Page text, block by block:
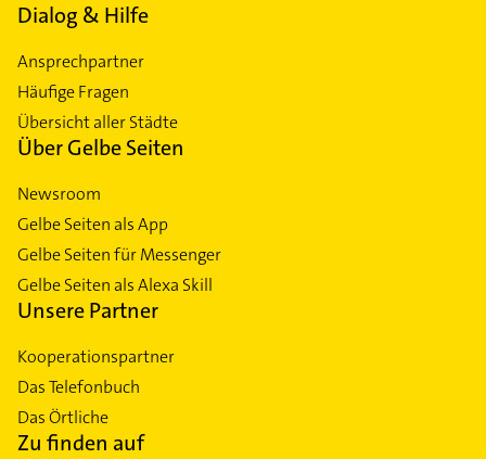
Dialog & Hilfe
Ansprechpartner
Häufige Fragen
Übersicht aller Städte
Über Gelbe Seiten
Newsroom
Gelbe Seiten als App
Gelbe Seiten für Messenger
Gelbe Seiten als Alexa Skill
Unsere Partner
Kooperationspartner
Das Telefonbuch
Das Örtliche
Zu finden auf